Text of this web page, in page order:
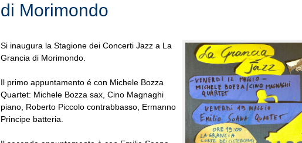
di Morimondo
Si inaugura la Stagione dei Concerti Jazz a La
Grancia di Morimondo.
Il primo appuntamento é con Michele Bozza
Quartet: Michele Bozza sax, Cino Magnaghi
piano, Roberto Piccolo contrabbasso, Ermanno
Principe batteria.